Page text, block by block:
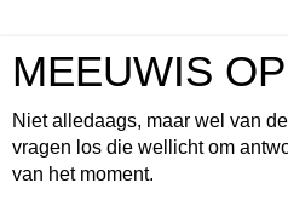
MEEUWIS
Niet alledaags, maar wel van
vragen los die wellicht om
van het moment.